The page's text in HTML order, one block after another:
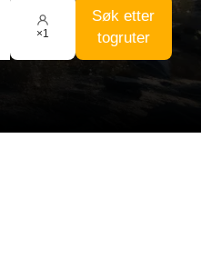
×1
Søk etter
togruter